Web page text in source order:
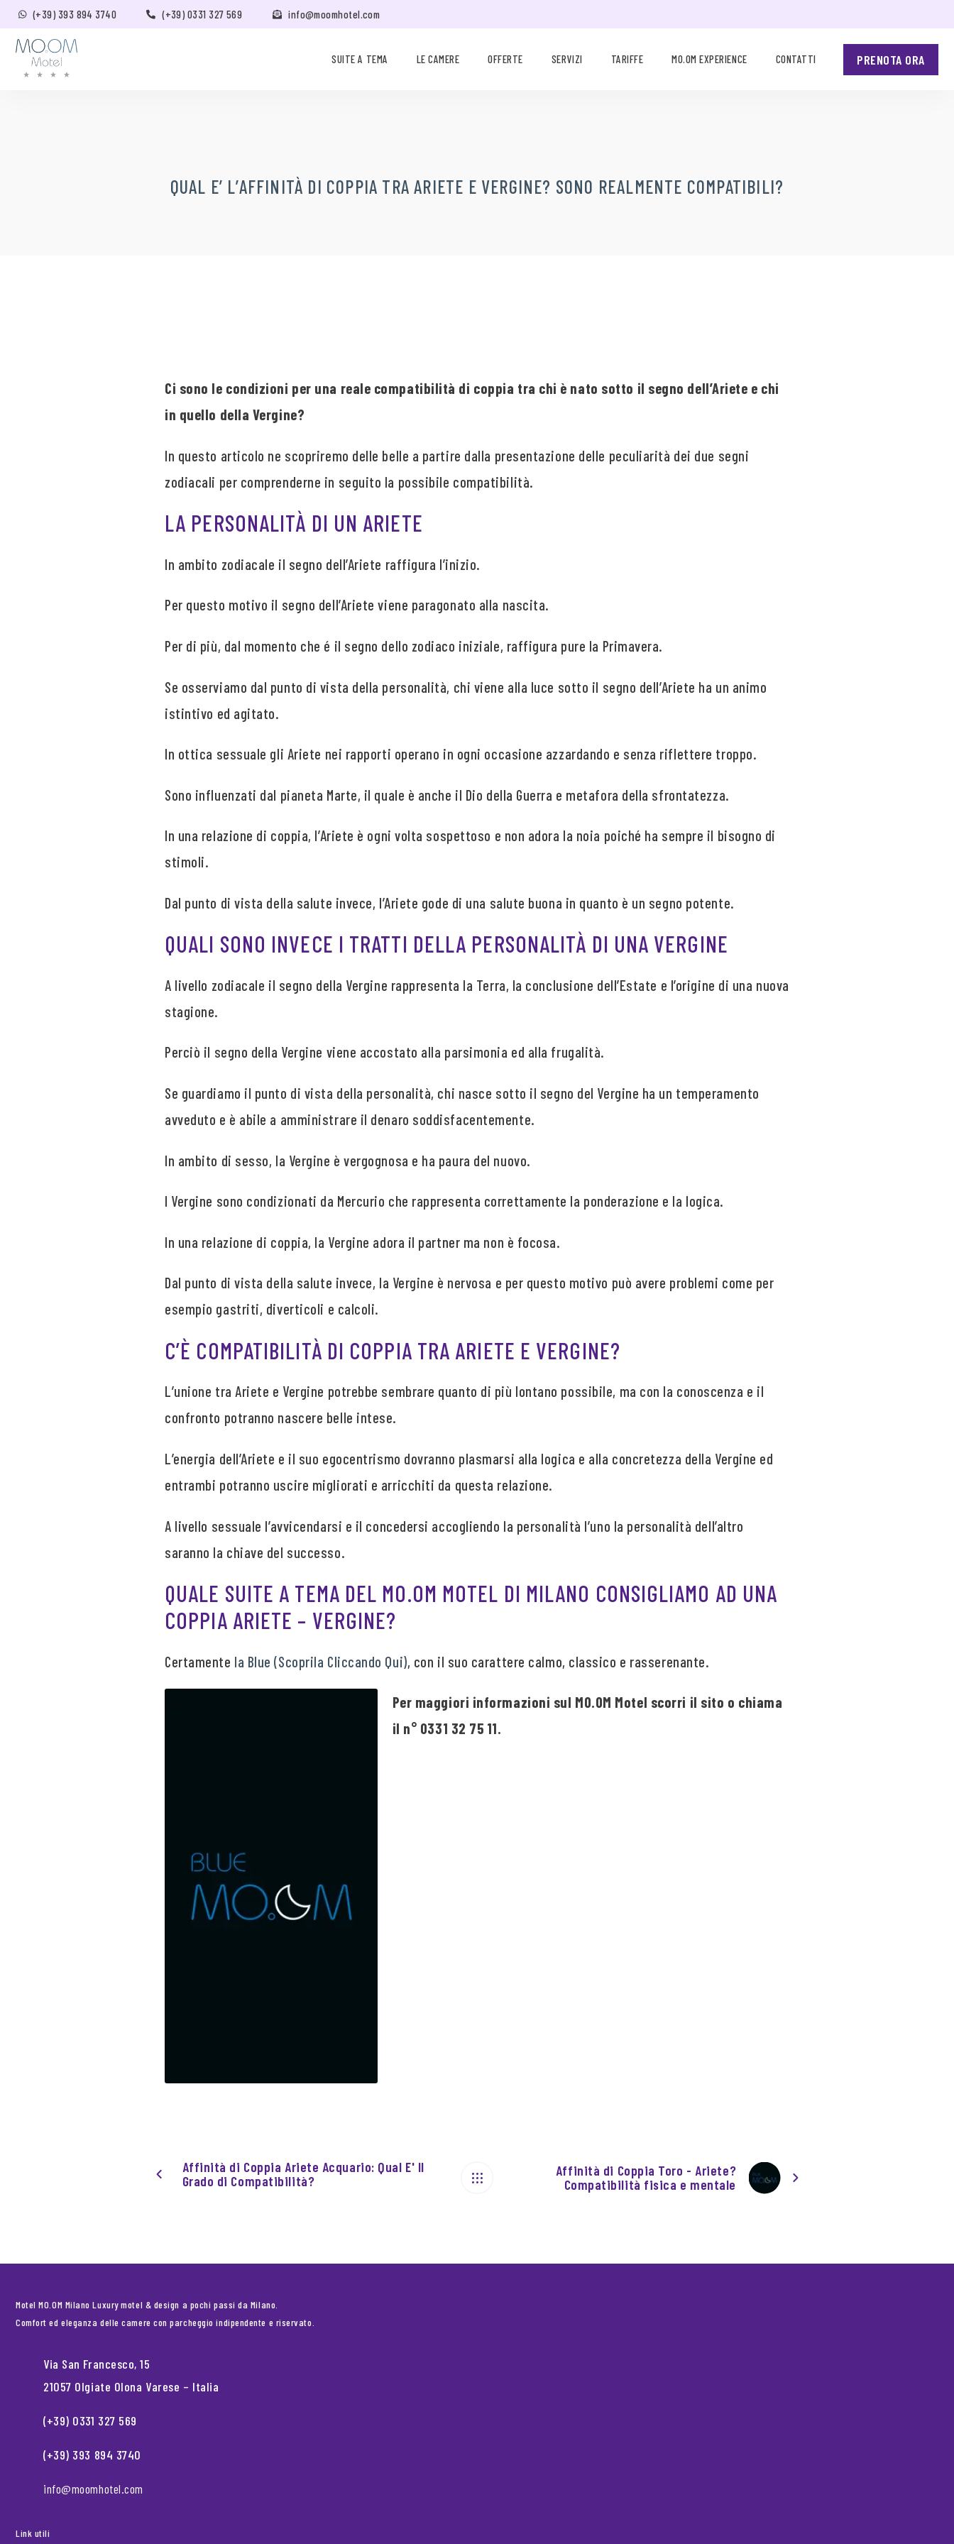
(+39) 393 894 3740 (+39) 0331 327 569 info@moomhotel.com
SUITE A TEMA LE CAMERE OFFERTE SERVIZI TARIFFE MO.OM EXPERIENCE CONTATTI PRENOTA ORA
QUAL E’ L’AFFINITÀ DI COPPIA TRA ARIETE E VERGINE? SONO REALMENTE COMPATIBILI?
Ci sono le condizioni per una reale compatibilità di coppia tra chi è nato sotto il segno dell’Ariete e chi
in quello della Vergine?
In questo articolo ne scopriremo delle belle a partire dalla presentazione delle peculiarità dei due segni
zodiacali per comprenderne in seguito la possibile compatibilità.
LA PERSONALITÀ DI UN ARIETE
In ambito zodiacale il segno dell’Ariete raffigura l’inizio.
Per questo motivo il segno dell’Ariete viene paragonato alla nascita.
Per di più, dal momento che é il segno dello zodiaco iniziale, raffigura pure la Primavera.
Se osserviamo dal punto di vista della personalità, chi viene alla luce sotto il segno dell’Ariete ha un animo
istintivo ed agitato.
In ottica sessuale gli Ariete nei rapporti operano in ogni occasione azzardando e senza riflettere troppo.
Sono influenzati dal pianeta Marte, il quale è anche il Dio della Guerra e metafora della sfrontatezza.
In una relazione di coppia, l’Ariete è ogni volta sospettoso e non adora la noia poiché ha sempre il bisogno di
stimoli.
Dal punto di vista della salute invece, l’Ariete gode di una salute buona in quanto è un segno potente.
QUALI SONO INVECE I TRATTI DELLA PERSONALITÀ DI UNA VERGINE
A livello zodiacale il segno della Vergine rappresenta la Terra, la conclusione dell’Estate e l’origine di una nuova
stagione.
Perciò il segno della Vergine viene accostato alla parsimonia ed alla frugalità.
Se guardiamo il punto di vista della personalità, chi nasce sotto il segno del Vergine ha un temperamento
avveduto e è abile a amministrare il denaro soddisfacentemente.
In ambito di sesso, la Vergine è vergognosa e ha paura del nuovo.
I Vergine sono condizionati da Mercurio che rappresenta correttamente la ponderazione e la logica.
In una relazione di coppia, la Vergine adora il partner ma non è focosa.
Dal punto di vista della salute invece, la Vergine è nervosa e per questo motivo può avere problemi come per
esempio gastriti, diverticoli e calcoli.
C’È COMPATIBILITÀ DI COPPIA TRA ARIETE E VERGINE?
L’unione tra Ariete e Vergine potrebbe sembrare quanto di più lontano possibile, ma con la conoscenza e il
confronto potranno nascere belle intese.
L’energia dell’Ariete e il suo egocentrismo dovranno plasmarsi alla logica e alla concretezza della Vergine ed
entrambi potranno uscire migliorati e arricchiti da questa relazione.
A livello sessuale l’avvicendarsi e il concedersi accogliendo la personalità l’uno la personalità dell’altro
saranno la chiave del successo.
QUALE SUITE A TEMA DEL MO.OM MOTEL DI MILANO CONSIGLIAMO AD UNA
COPPIA ARIETE – VERGINE?
Certamente la Blue (Scoprila Cliccando Qui), con il suo carattere calmo, classico e rasserenante.
Per maggiori informazioni sul MO.OM Motel scorri il sito o chiama
il n° 0331 32 75 11.
Affinità di Coppia Ariete Acquario: Qual E' Il
Grado di Compatibilità?
Affinità di Coppia Toro - Ariete?
Compatibilità fisica e mentale
Motel MO.OM Milano Luxury motel & design a pochi passi da Milano.
Comfort ed eleganza delle camere con parcheggio indipendente e riservato.
Via San Francesco, 15
21057 Olgiate Olona Varese – Italia
(+39) 0331 327 569
(+39) 393 894 3740
info@moomhotel.com
Link utili